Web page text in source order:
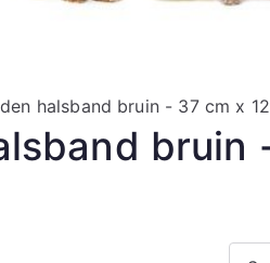
halsband bruin - 37 cm x
bruin